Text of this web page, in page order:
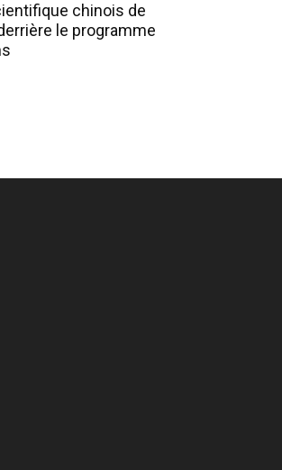
chinois de
le programme